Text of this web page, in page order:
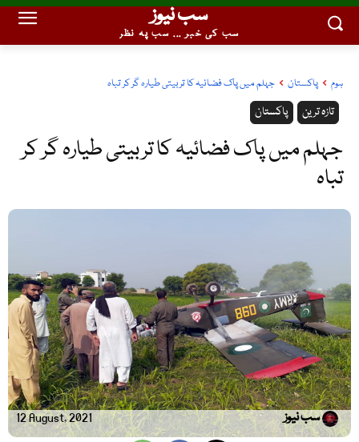
سب نیوز
سب کی خبر ... سب پہ نظر
ہوم پاکستان جہلم میں پاک فضائیہ کا تربیتی طیارہ گر کر تباہ
پاکستان تازہ ترین
جہلم میں پاک فضائیہ کا تربیتی طیارہ گر کر
تباہ
12 August, 2021 سب نیوز